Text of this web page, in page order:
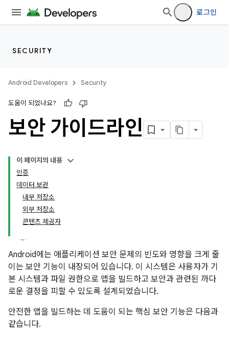
로그인
SECURITY
Android Developers Security
도움이 되었나요?
보안 가이드라인
이 페이지의 내용
인증
데이터 보관
내부 저장소
외부 저장소
콘텐츠 제공자
Android에는 애플리케이션 보안 문제의 빈도와 영향을 크게 줄
이는 보안 기능이 내장되어 있습니다. 이 시스템은 사용자가 기
본 시스템과 파일 권한으로 앱을 빌드하고 보안과 관련된 까다
로운 결정을 피할 수 있도록 설계되었습니다.
안전한 앱을 빌드하는 데 도움이 되는 핵심 보안 기능은 다음과
같습니다.